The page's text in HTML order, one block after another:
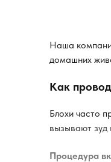
Наша
домашних
Как
Блохи часто
вызывают зуд
Процедура